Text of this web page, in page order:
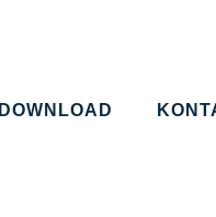
DOWNLOAD